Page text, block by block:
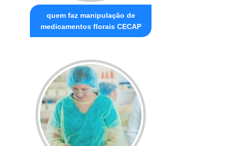
quem faz manipulação de
medicamentos florais CECAP